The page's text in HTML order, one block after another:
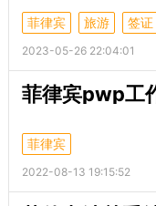
菲律宾 旅游 签证
2023-05-26 22:04:01
菲律宾pwp工
菲律宾
2022-08-13 19:15:52